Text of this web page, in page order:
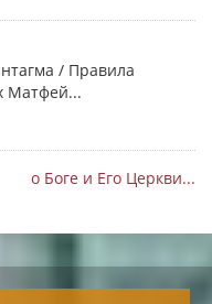
/ Правила
Матфей...
о Боге и Его Церкви...